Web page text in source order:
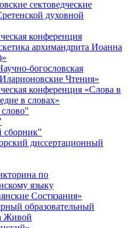
сектоведческие
духовной
конференция
архимандрита Иоанна
богословская
Чтения»
конференция «Cлова в
в словах»
сборник"
диссертационный
по
языку
Состязания»
образовательный
Живой